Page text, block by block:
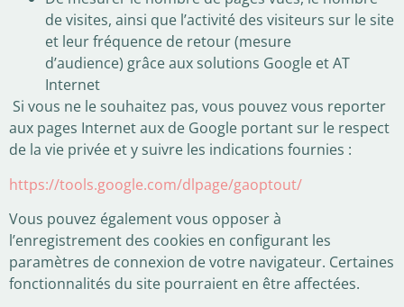
de visites, ainsi que l’activité des visiteurs sur le site
et leur fréquence de retour (mesure
d’audience) grâce aux solutions Google et AT
Internet
Si vous ne le souhaitez pas, vous pouvez vous reporter
aux pages Internet aux de Google portant sur le respect
de la vie privée et y suivre les indications fournies :
https://tools.google.com/dlpage/gaoptout/
Vous pouvez également vous opposer à
l’enregistrement des cookies en configurant les
paramètres de connexion de votre navigateur. Certaines
fonctionnalités du site pourraient en être affectées.